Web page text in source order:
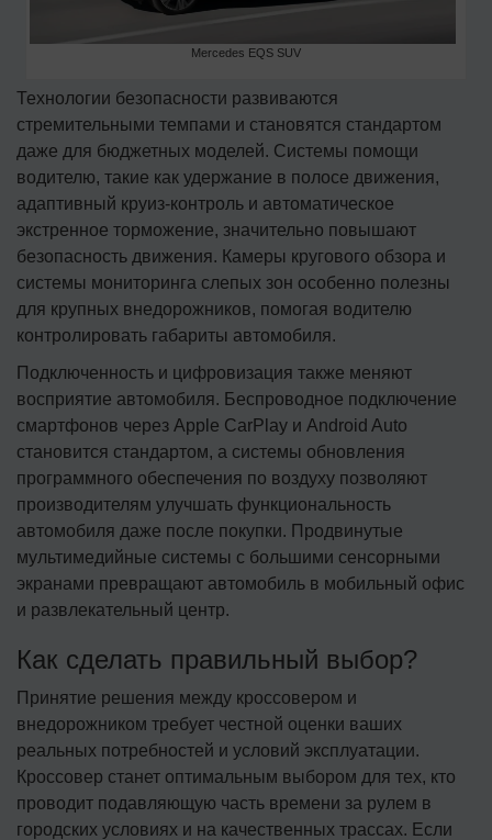
Mercedes EQS SUV
Технологии безопасности развиваются
стремительными темпами и становятся стандартом
даже для бюджетных моделей. Системы помощи
водителю, такие как удержание в полосе движения,
адаптивный круиз-контроль и автоматическое
экстренное торможение, значительно повышают
безопасность движения. Камеры кругового обзора и
системы мониторинга слепых зон особенно полезны
для крупных внедорожников, помогая водителю
контролировать габариты автомобиля.
Подключенность и цифровизация также меняют
восприятие автомобиля. Беспроводное подключение
смартфонов через Apple CarPlay и Android Auto
становится стандартом, а системы обновления
программного обеспечения по воздуху позволяют
производителям улучшать функциональность
автомобиля даже после покупки. Продвинутые
мультимедийные системы с большими сенсорными
экранами превращают автомобиль в мобильный офис
и развлекательный центр.
Как сделать правильный выбор?
Принятие решения между кроссовером и
внедорожником требует честной оценки ваших
реальных потребностей и условий эксплуатации.
Кроссовер станет оптимальным выбором для тех, кто
проводит подавляющую часть времени за рулем в
городских условиях и на качественных трассах. Если